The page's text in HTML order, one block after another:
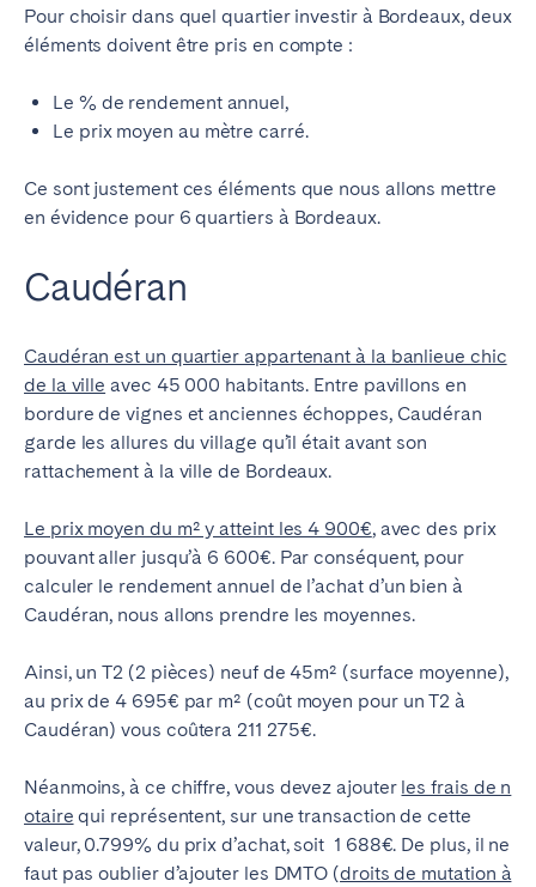
Pour choisir dans quel quartier investir à Bordeaux, deux
éléments doivent être pris en compte :
Le % de rendement annuel,
Le prix moyen au mètre carré.
Ce sont justement ces éléments que nous allons mettre
en évidence pour 6 quartiers à Bordeaux.
Caudéran
Caudéran est un quartier appartenant à la banlieue chic
de la ville avec 45 000 habitants. Entre pavillons en
bordure de vignes et anciennes échoppes, Caudéran
garde les allures du village qu’il était avant son
rattachement à la ville de Bordeaux.
Le prix moyen du m² y atteint les 4 900€, avec des prix
pouvant aller jusqu’à 6 600€. Par conséquent, pour
calculer le rendement annuel de l’achat d’un bien à
Caudéran, nous allons prendre les moyennes.
Ainsi, un T2 (2 pièces) neuf de 45m² (surface moyenne),
au prix de 4 695€ par m² (coût moyen pour un T2 à
Caudéran) vous coûtera 211 275€.
Néanmoins, à ce chiffre, vous devez ajouter les frais de n
otaire qui représentent, sur une transaction de cette
valeur, 0.799% du prix d’achat, soit 1 688€. De plus, il ne
faut pas oublier d’ajouter les DMTO (droits de mutation à